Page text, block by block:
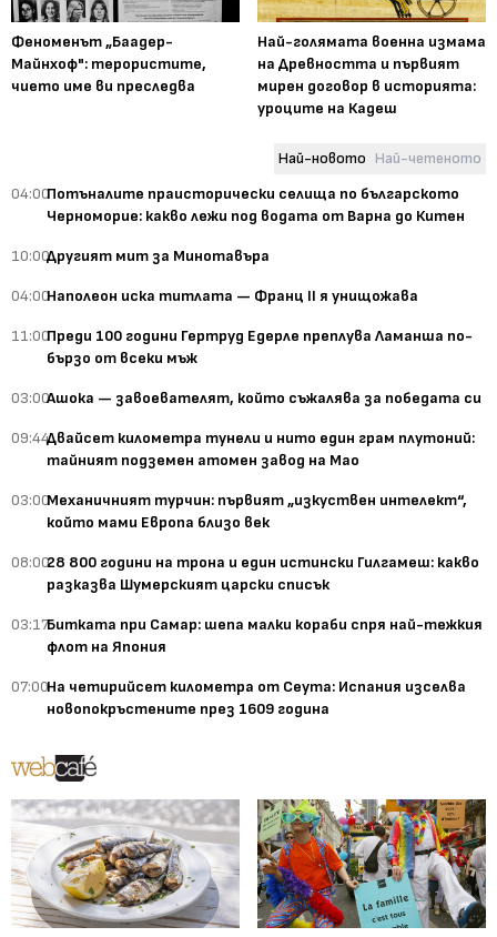
Феноменът „Баадер-
Майнхоф": терористите,
чието име ви преследва
Най-голямата военна измама
на Древността и първият
мирен договор в историята:
уроците на Кадеш
Най-новото Най-четеното
04:00Потъналите праисторически селища по българското
Черноморие: какво лежи под водата от Варна до Китен
10:00Другият мит за Минотавъра
04:00Наполеон иска титлата — Франц II я унищожава
11:00Преди 100 години Гертруд Едерле преплува Ламанша по-
бързо от всеки мъж
03:00Ашока — завоевателят, който съжалява за победата си
09:44Двайсет километра тунели и нито един грам плутоний:
тайният подземен атомен завод на Мао
03:00Механичният турчин: първият „изкуствен интелект“,
който мами Европа близо век
08:0028 800 години на трона и един истински Гилгамеш: какво
разказва Шумерският царски списък
03:17Битката при Самар: шепа малки кораби спря най-тежкия
флот на Япония
07:00На четирийсет километра от Сеута: Испания изселва
новопокръстените през 1609 година